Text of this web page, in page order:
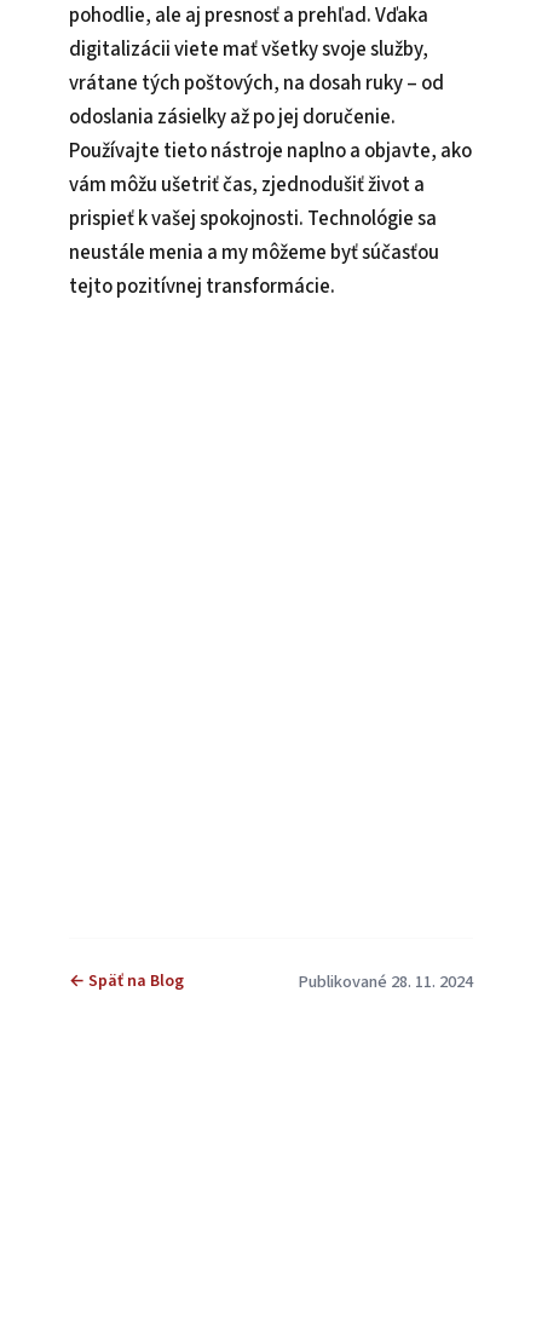
pohodlie, ale aj presnosť a prehľad. Vďaka
digitalizácii viete mať všetky svoje služby,
vrátane tých poštových, na dosah ruky – od
odoslania zásielky až po jej doručenie.
Používajte tieto nástroje naplno a objavte, ako
vám môžu ušetriť čas, zjednodušiť život a
prispieť k vašej spokojnosti. Technológie sa
neustále menia a my môžeme byť súčasťou
tejto pozitívnej transformácie.
← Späť na Blog Publikované 28. 11. 2024